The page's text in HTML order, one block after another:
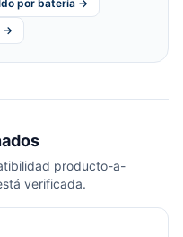
por batería →
→
producto-a-
verificada.